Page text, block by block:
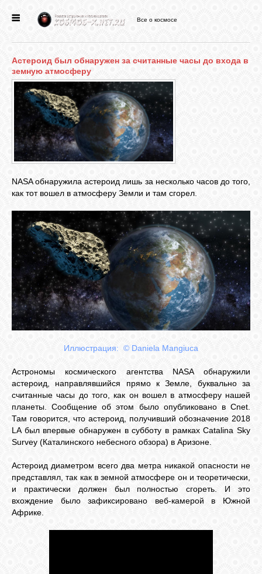
ФОРУМ
СТАТЬИ
ФАЙЛЫ
ВИДЕО
ФОТО
СВЯЗЬ
ВХОД
RSS
Все о космосе
Астероид был обнаружен за считанные часы до входа в
земную атмосферу
NASA обнаружила астероид лишь за несколько часов до того,
как тот вошел в атмосферу Земли и там сгорел.
Иллюстрация: © Daniela Mangiuca
Астрономы космического агентства NASA обнаружили
астероид, направлявшийся прямо к Земле, буквально за
считанные часы до того, как он вошел в атмосферу нашей
планеты. Сообщение об этом было опубликовано в Cnet.
Там говорится, что астероид, получивший обозначение 2018
LA был впервые обнаружен в субботу в рамках Catalina Sky
Survey (Каталинского небесного обзора) в Аризоне.
Астероид диаметром всего два метра никакой опасности не
представлял, так как в земной атмосфере он и теоретически,
и практически должен был полностью сгореть. И это
вхождение было зафиксировано веб-камерой в Южной
Африке.